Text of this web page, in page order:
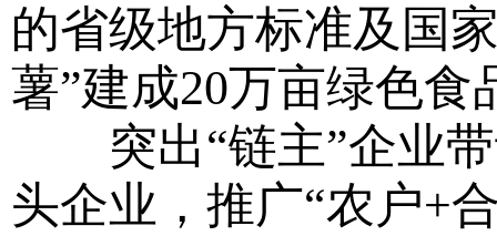
的省级地方标准及国
薯”建成20万亩绿色
突出“链主”企业带
头企业，推广“农户+